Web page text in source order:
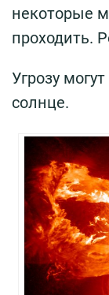
некоторые
проходить.
Угрозу
солнце.